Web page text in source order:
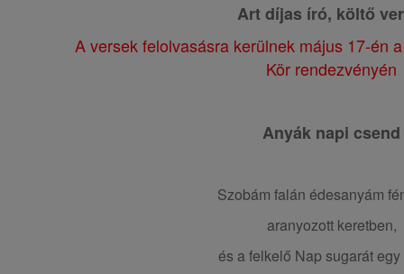
Art díjas író, költő
A versek felolvasásra kerülnek május 17-én
Kör rendezvényén
Anyák napi csend
Szobám falán édesanyám
aranyozott keretben,
és a felkelő Nap sugarát